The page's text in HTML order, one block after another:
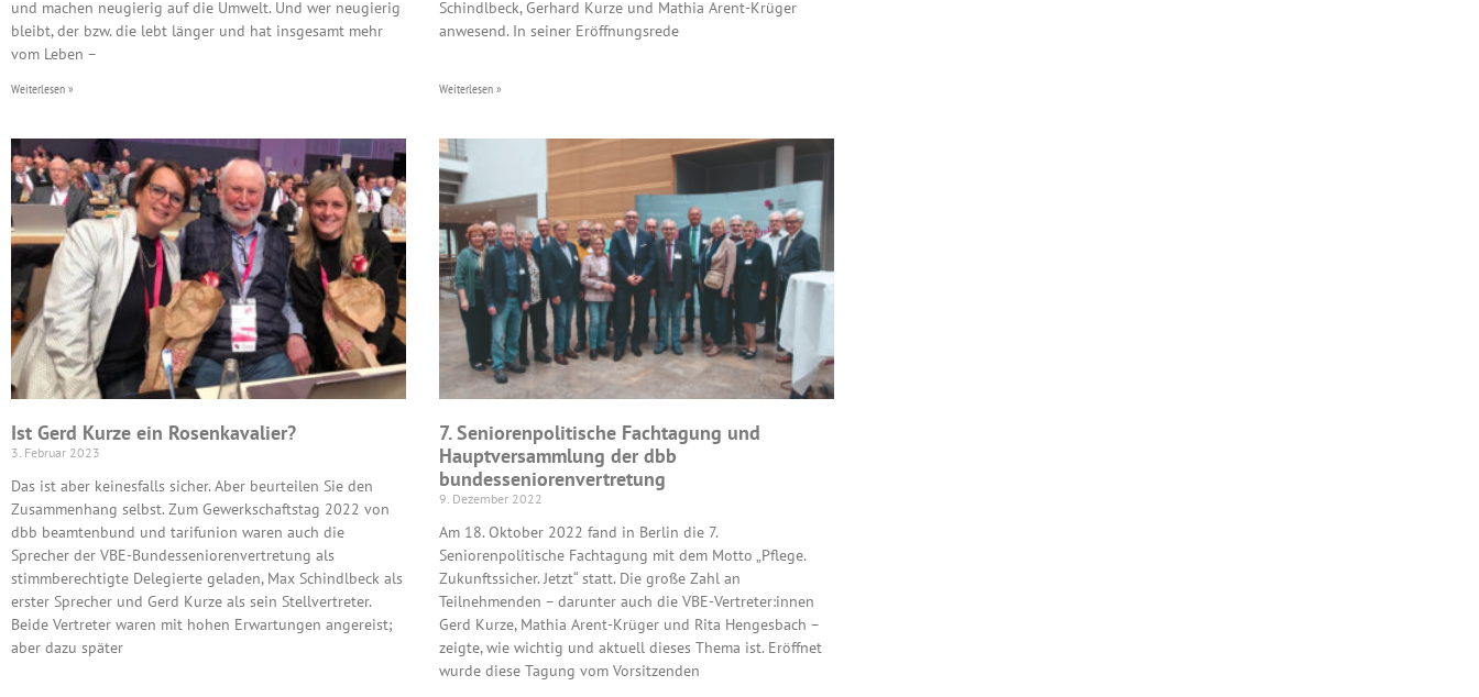
und machen neugierig auf die Umwelt. Und wer neugierig
bleibt, der bzw. die lebt länger und hat insgesamt mehr
vom Leben –
Weiterlesen »
Schindlbeck, Gerhard Kurze und Mathia Arent-Krüger
anwesend. In seiner Eröffnungsrede
Weiterlesen »
Ist Gerd Kurze ein Rosenkavalier?
3. Februar 2023
Das ist aber keinesfalls sicher. Aber beurteilen Sie den
Zusammenhang selbst. Zum Gewerkschaftstag 2022 von
dbb beamtenbund und tarifunion waren auch die
Sprecher der VBE-Bundesseniorenvertretung als
stimmberechtigte Delegierte geladen, Max Schindlbeck als
erster Sprecher und Gerd Kurze als sein Stellvertreter.
Beide Vertreter waren mit hohen Erwartungen angereist;
aber dazu später
7. Seniorenpolitische Fachtagung und
Hauptversammlung der dbb
bundesseniorenvertretung
9. Dezember 2022
Am 18. Oktober 2022 fand in Berlin die 7.
Seniorenpolitische Fachtagung mit dem Motto „Pflege.
Zukunftssicher. Jetzt“ statt. Die große Zahl an
Teilnehmenden – darunter auch die VBE-Vertreter:innen
Gerd Kurze, Mathia Arent-Krüger und Rita Hengesbach –
zeigte, wie wichtig und aktuell dieses Thema ist. Eröffnet
wurde diese Tagung vom Vorsitzenden